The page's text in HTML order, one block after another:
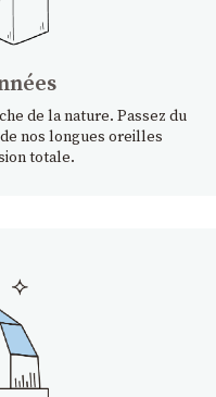
de la nature. Passez du
nos longues oreilles
totale.